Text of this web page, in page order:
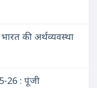
की अर्थव्यवस्था
26 : पूंजी